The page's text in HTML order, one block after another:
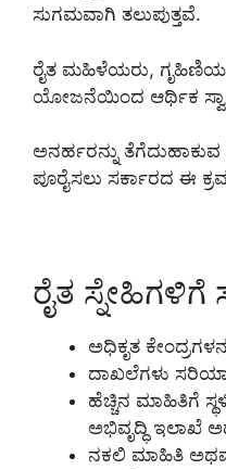
ಸುಗಮವಾಗಿ ತಲುಪುತ್ತವೆ.
ರೈತ ಮಹಿಳೆಯರು,
ಯೋಜನೆಯಿಂದ ಆರ್ಥಿಕ
ಅನರ್ಹರನ್ನು
ಪೂರೈಸಲು ಸರ್ಕಾರದ ಈ
ರೈತ ಸ್ನೇಹಿಗಳಿಗೆ
ಅಧಿಕೃತ
ದಾಖಲೆಗಳು
ಹೆಚ್ಚಿನ ಮಾಹಿತಿಗೆ
ಅಭಿವೃದ್ಧಿ ಇಲಾಖೆ
ನಕಲಿ ಮಾಹಿತಿ